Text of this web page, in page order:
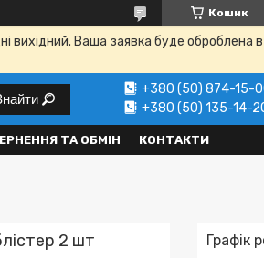
Кошик
вихідний. Ваша заявка буде оброблена
+380 (50) 874-15-
+380 (50) 135-14-
ТА ОБМІН КОНТАКТИ
Графік
2 шт